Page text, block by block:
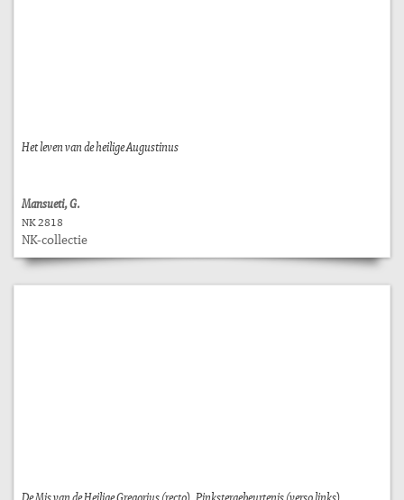
Het leven van de heilige Augustinus
Mansueti, G.
NK 2818
NK-collectie